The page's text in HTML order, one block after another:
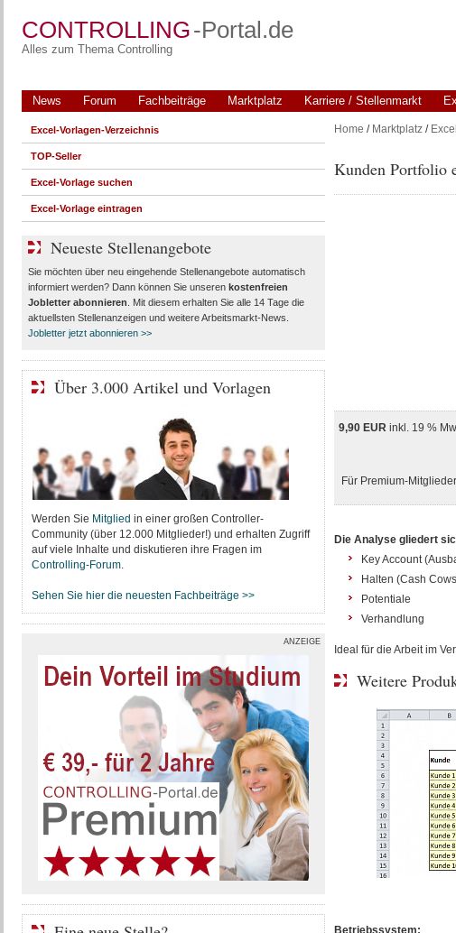
CONTROLLING-Portal.de
Alles zum Thema Controlling
News Forum Fachbeiträge Marktplatz Karriere / Stellenmarkt
Home / Marktplatz/
Kunden Portfolio
9,90 EUR inkl. 19 %
Für Premium-
Die Analyse gliedert
Key Account
Halten (Cash
Potentiale
Verhandlung
Ideal für die Arbeit im
Weitere
Betriebssystem:
Excel-Vorlagen-Verzeichnis
TOP-Seller
Excel-Vorlage suchen
Excel-Vorlage eintragen
Neueste Stellenangebote
Sie möchten über neu eingehende Stellenangebote automatisch
informiert werden? Dann können Sie unseren kostenfreien
Jobletter abonnieren . Mit diesem erhalten Sie alle 14 Tage die
aktuellsten Stellenanzeigen und weitere Arbeitsmarkt-News.
Jobletter jetzt abonnieren >>
Über 3.000 Artikel und Vorlagen
Werden Sie Mitglied in einer großen Controller-
Community (über 12.000 Mitglieder!) und erhalten Zugriff
auf viele Inhalte und diskutieren ihre Fragen im
Controlling-Forum.
Sehen Sie hier die neuesten Fachbeiträge >>
ANZEIGE